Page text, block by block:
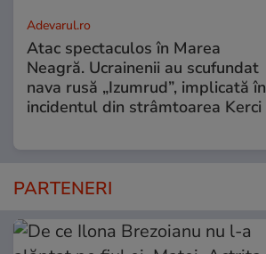
Adevarul.ro
Atac spectaculos în Marea
Neagră. Ucrainenii au scufundat
nava rusă „Izumrud”, implicată în
incidentul din strâmtoarea Kerci
PARTENERI